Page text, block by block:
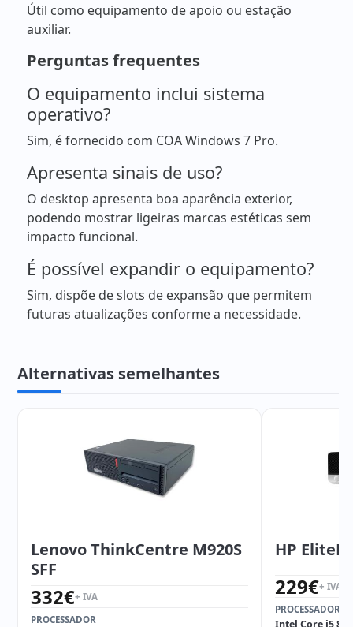
Útil como equipamento de apoio ou estação
auxiliar.
Perguntas frequentes
O equipamento inclui sistema
operativo?
Sim, é fornecido com COA Windows 7 Pro.
Apresenta sinais de uso?
O desktop apresenta boa aparência exterior,
podendo mostrar ligeiras marcas estéticas sem
impacto funcional.
É possível expandir o equipamento?
Sim, dispõe de slots de expansão que permitem
futuras atualizações conforme a necessidade.
Alternativas semelhantes
Lenovo ThinkCentre M920S
SFF
332€+ IVA
PROCESSADOR
HP
229€+ IVA
PROCESSADOR
Intel Core i5